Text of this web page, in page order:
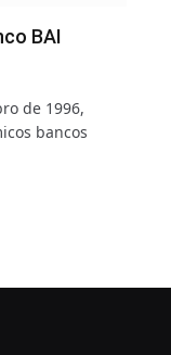
BAI
de 1996,
bancos